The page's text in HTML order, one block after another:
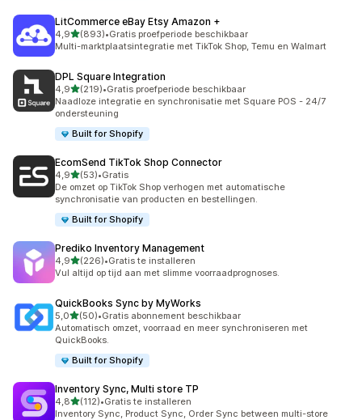
LitCommerce eBay Etsy Amazon +
4,9van 5 sterren
(893)
893 recensies in totaal
•Gratis proefperiode beschikbaar
Multi-marktplaatsintegratie met TikTok Shop, Temu en Walmart
DPL Square Integration
4,9van 5 sterren
(219)
219 recensies in totaal
•Gratis proefperiode beschikbaar
Naadloze integratie en synchronisatie met Square POS - 24/7
ondersteuning
Built for Shopify
EcomSend TikTok Shop Connector
4,9van 5 sterren
(53)
53 recensies in totaal
•Gratis
De omzet op TikTok Shop verhogen met automatische
synchronisatie van producten en bestellingen.
Built for Shopify
Prediko Inventory Management
4,9van 5 sterren
(226)
226 recensies in totaal
•Gratis te installeren
Vul altijd op tijd aan met slimme voorraadprognoses.
QuickBooks Sync by MyWorks
5,0van 5 sterren
(50)
50 recensies in totaal
•Gratis abonnement beschikbaar
Automatisch omzet, voorraad en meer synchroniseren met
QuickBooks.
Built for Shopify
Inventory Sync, Multi store TP
4,8van 5 sterren
(112)
112 recensies in totaal
•Gratis te installeren
Inventory Sync, Product Sync, Order Sync between multi-store